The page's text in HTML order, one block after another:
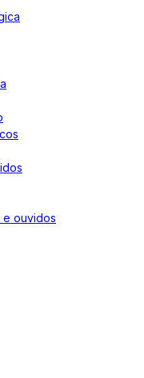
e ouvidos